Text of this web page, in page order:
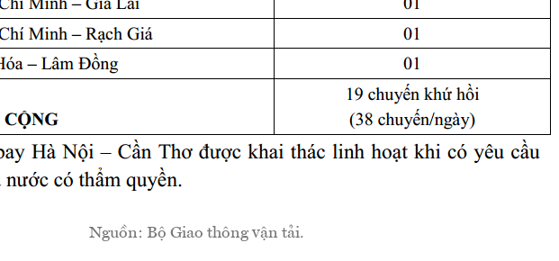
Nguồn: Bộ Giao thông vận tải.